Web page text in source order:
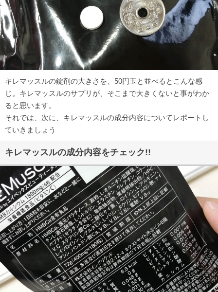
キレマッスルの錠剤の大きさを、50円玉と並べるとこんな感
じ。キレマッスルのサプリが、そこまで大きくないと事がわか
ると思います。
それでは、次に、キレマッスルの成分内容についてレポートし
ていきましょう
キレマッスルの成分内容をチェック!!